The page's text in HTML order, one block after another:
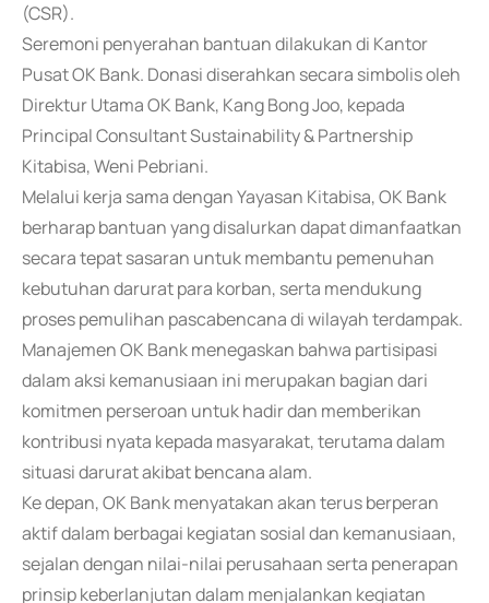
(CSR).
Seremoni penyerahan bantuan dilakukan di Kantor
Pusat OK Bank. Donasi diserahkan secara simbolis oleh
Direktur Utama OK Bank, Kang Bong Joo, kepada
Principal Consultant Sustainability & Partnership
Kitabisa, Weni Pebriani.
Melalui kerja sama dengan Yayasan Kitabisa, OK Bank
berharap bantuan yang disalurkan dapat dimanfaatkan
secara tepat sasaran untuk membantu pemenuhan
kebutuhan darurat para korban, serta mendukung
proses pemulihan pascabencana di wilayah terdampak.
Manajemen OK Bank menegaskan bahwa partisipasi
dalam aksi kemanusiaan ini merupakan bagian dari
komitmen perseroan untuk hadir dan memberikan
kontribusi nyata kepada masyarakat, terutama dalam
situasi darurat akibat bencana alam.
Ke depan, OK Bank menyatakan akan terus berperan
aktif dalam berbagai kegiatan sosial dan kemanusiaan,
sejalan dengan nilai-nilai perusahaan serta penerapan
prinsip keberlanjutan dalam menjalankan kegiatan